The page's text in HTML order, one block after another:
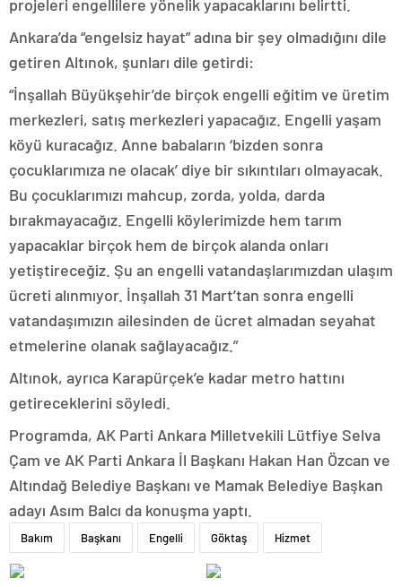
projeleri engellilere yönelik yapacaklarını belirtti.
Ankara’da “engelsiz hayat” adına bir şey olmadığını dile
getiren Altınok, şunları dile getirdi:
“İnşallah Büyükşehir’de birçok engelli eğitim ve üretim
merkezleri, satış merkezleri yapacağız. Engelli yaşam
köyü kuracağız. Anne babaların ‘bizden sonra
çocuklarımıza ne olacak’ diye bir sıkıntıları olmayacak.
Bu çocuklarımızı mahcup, zorda, yolda, darda
bırakmayacağız. Engelli köylerimizde hem tarım
yapacaklar birçok hem de birçok alanda onları
yetiştireceğiz. Şu an engelli vatandaşlarımızdan ulaşım
ücreti alınmıyor. İnşallah 31 Mart’tan sonra engelli
vatandaşımızın ailesinden de ücret almadan seyahat
etmelerine olanak sağlayacağız.”
Altınok, ayrıca Karapürçek’e kadar metro hattını
getireceklerini söyledi.
Programda, AK Parti Ankara Milletvekili Lütfiye Selva
Çam ve AK Parti Ankara İl Başkanı Hakan Han Özcan ve
Altındağ Belediye Başkanı ve Mamak Belediye Başkan
adayı Asım Balcı da konuşma yaptı.
Bakım Başkanı Engelli Göktaş Hizmet